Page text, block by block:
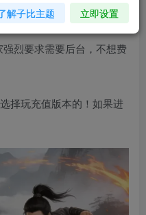
烈要求需要后台，不想费
择玩充值版本的！如果进
解子比主题 立即设置